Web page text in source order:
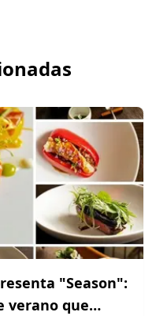
"Season":
verano que